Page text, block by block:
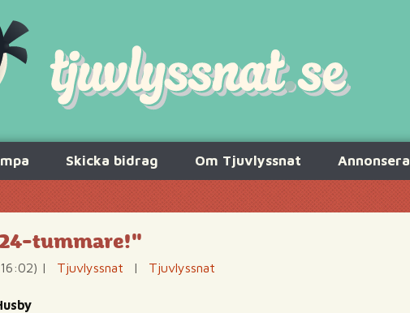
Skicka bidrag Om Tjuvlyssnat Annonsera
tummare!"
| Tjuvlyssnat | Tjuvlyssnat